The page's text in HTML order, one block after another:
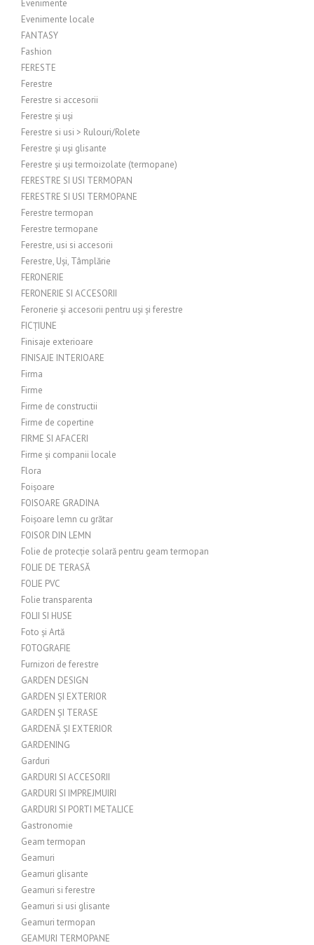
Evenimente
Evenimente locale
FANTASY
Fashion
FERESTE
Ferestre
Ferestre si accesorii
Ferestre și uși
Ferestre si usi > Rulouri/Rolete
Ferestre și uși glisante
Ferestre și uși termoizolate (termopane)
FERESTRE SI USI TERMOPAN
FERESTRE SI USI TERMOPANE
Ferestre termopan
Ferestre termopane
Ferestre, usi si accesorii
Ferestre, Uși, Tâmplărie
FERONERIE
FERONERIE SI ACCESORII
Feronerie și accesorii pentru uși și ferestre
FICȚIUNE
Finisaje exterioare
FINISAJE INTERIOARE
Firma
Firme
Firme de constructii
Firme de copertine
FIRME SI AFACERI
Firme și companii locale
Flora
Foișoare
FOISOARE GRADINA
Foișoare lemn cu grătar
FOISOR DIN LEMN
Folie de protecție solară pentru geam termopan
FOLIE DE TERASĂ
FOLIE PVC
Folie transparenta
FOLII SI HUSE
Foto și Artă
FOTOGRAFIE
Furnizori de ferestre
GARDEN DESIGN
GARDEN ȘI EXTERIOR
GARDEN ȘI TERASE
GARDENĂ ȘI EXTERIOR
GARDENING
Garduri
GARDURI SI ACCESORII
GARDURI SI IMPREJMUIRI
GARDURI SI PORTI METALICE
Gastronomie
Geam termopan
Geamuri
Geamuri glisante
Geamuri si ferestre
Geamuri si usi glisante
Geamuri termopan
GEAMURI TERMOPANE